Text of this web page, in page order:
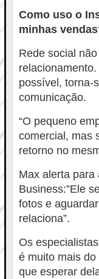
Como uso o
minhas
Rede social
possível, torna-
comunicação.
“O pequeno
comercial, mas
retorno no
Max alerta para
Business:”Ele
fotos e
relaciona”.
Os
é muito mais
que esperar